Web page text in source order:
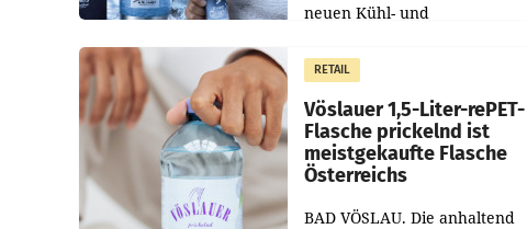
neuen Kühl- und
Markt. Das Produkt namens
„Keep Cool“ ist zu 100 Prozent
RETAIL
Vöslauer 1,5-Liter-rePET-
Flasche prickelnd ist
meistgekaufte Flasche
Österreichs
BAD VÖSLAU. Die anhaltend